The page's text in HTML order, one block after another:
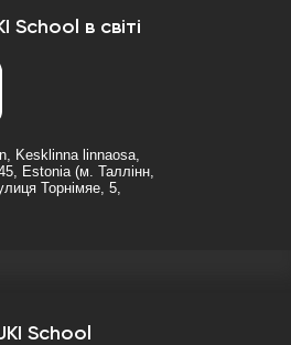
School в світі
Kesklinna linnaosa,
Estonia (м. Таллінн,
Торнімяе, 5,
School